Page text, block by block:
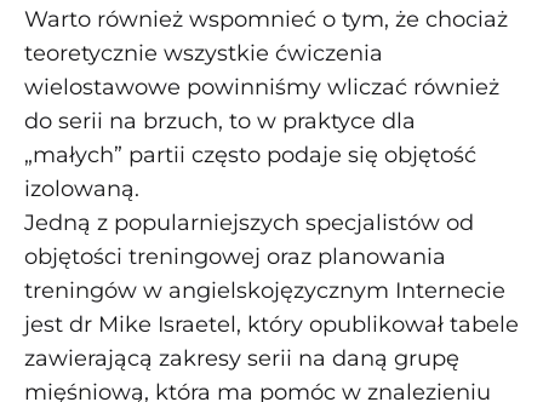
Warto również wspomnieć o tym, że chociaż
teoretycznie wszystkie ćwiczenia
wielostawowe powinniśmy wliczać również
do serii na brzuch, to w praktyce dla
„małych” partii często podaje się objętość
izolowaną.
Jedną z popularniejszych specjalistów od
objętości treningowej oraz planowania
treningów w angielskojęzycznym Internecie
jest dr Mike Israetel, który opublikował tabele
zawierającą zakresy serii na daną grupę
mięśniową, która ma pomóc w znalezieniu